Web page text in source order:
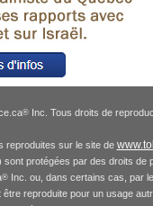
®Inc. Tous droits de
reproduites sur le site de
sont protégées par des droits de
® Inc. ou, dans certains cas, par
reproduite pour un usage